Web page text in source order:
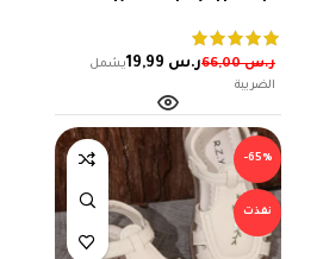
ولد , المقاس 36
ر.س66,00 ر.س
-65%
نفذت